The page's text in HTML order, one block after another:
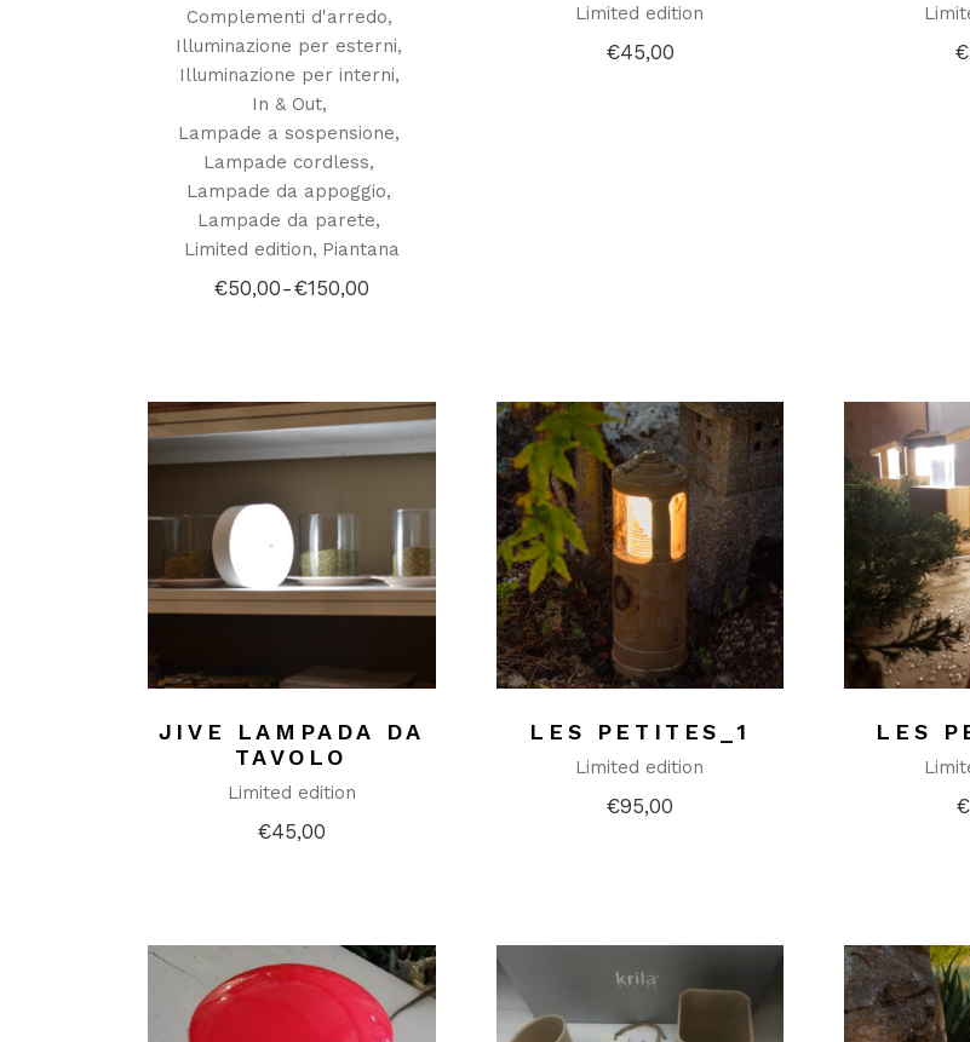
Complementi d'arredo
Illuminazione per esterni
Illuminazione per interni
In & Out
Lampade a sospensione
Lampade cordless
Lampade da appoggio
Lampade da parete
Limited edition Piantana
€50,00-€150,00
Fascia
a
€150,00
Limited edition
€45,00 €
JIVE LAMPADA DA
TAVOLO
Limited edition
€45,00
LES PETITES_1
Limited edition
€95,00
LES
€